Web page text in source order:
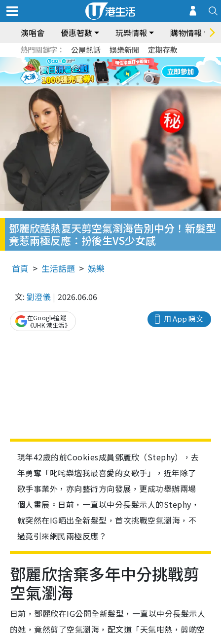
演唱會 優惠著數 玩樂情報 購物情報
熱門關鍵字： 公屋熱話 娛樂新聞 定期存款
鄧麗欣酷熱夏天剪空氣瀏海告別中分！新髮型
竟惹兩極反應：扮後生VS少女感
首頁 生活話題 娛樂
文: 劉澄儀 2026.06.06
用 App 睇文
在Google追蹤
《UHK 港生活》
現年42歲的前Cookies成員鄧麗欣（Stephy），去
年勇奪「叱咤樂壇我最喜愛的女歌手」，近年除了
歌手事業外，亦向藝術方向發展，更成功舉辦兩場
個人畫展。日前，一直以中分長髮示人的Stephy，
就突然在IG晒出全新髮型，首次挑戰空氣瀏海，不
過竟引來網民兩極反應？
鄧麗欣捨棄多年中分挑戰剪
空氣瀏海
日前，鄧麗欣在IG公開全新髮型，一直以中分長髮示人
的她，竟然剪了空氣瀏海，配文道「天氣咁熱，剪啲空